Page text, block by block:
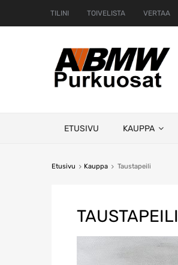
TILINI TOIVELISTA VERTAA
ETUSIVU KAUPPA
Etusivu Kauppa Taustapeili
TAUSTAPEILI